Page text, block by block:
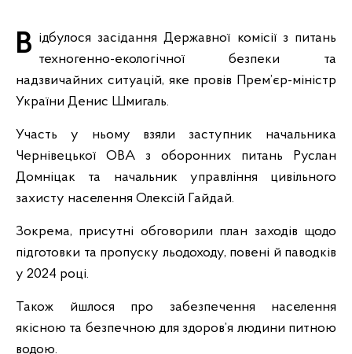
Відбулося засідання Державної комісії з питань техногенно-екологічної безпеки та
надзвичайних ситуацій, яке провів Прем’єр-міністр
України Денис Шмигаль.
Участь у ньому взяли заступник начальника
Чернівецької ОВА з оборонних питань Руслан
Домніцак та начальник управління цивільного
захисту населення Олексій Гайдай.
Зокрема, присутні обговорили план заходів щодо
підготовки та пропуску льодоходу, повені й паводків
у 2024 році.
Також йшлося про забезпечення населення
якісною та безпечною для здоров’я людини питною
водою.